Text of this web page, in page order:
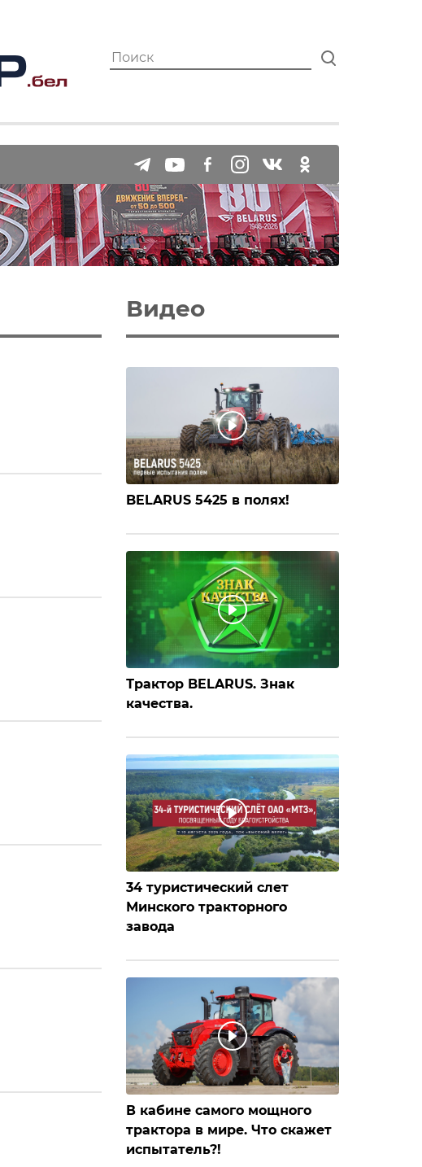
Видео
BELARUS 5425 в полях!
Трактор BELARUS. Знак
качества.
34 туристический слет
Минского тракторного
завода
В кабине самого мощного
трактора в мире. Что скажет
испытатель?!